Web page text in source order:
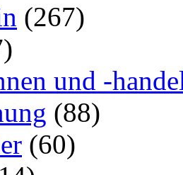
(267)
und -
(88)
(60)